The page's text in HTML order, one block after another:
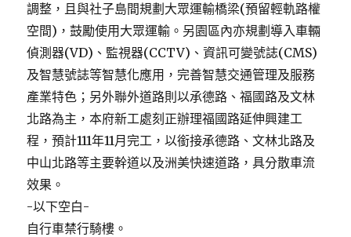
調整，且與社子島間規劃大眾運輸橋梁(預留輕軌路權
空間)，鼓勵使用大眾運輸。另園區內亦規劃導入車輛
偵測器(VD)、監視器(CCTV)、資訊可變號誌(CMS)
及智慧號誌等智慧化應用，完善智慧交通管理及服務
產業特色；另外聯外道路則以承德路、福國路及文林
北路為主，本府新工處刻正辦理福國路延伸興建工
程，預計111年11月完工，以銜接承德路、文林北路及
中山北路等主要幹道以及洲美快速道路，具分散車流
效果。
-以下空白-
自行車禁行騎樓。